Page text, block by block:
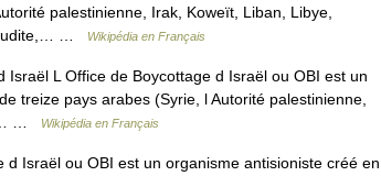
palestinienne, Irak, Koweït, Liban, Libye,
…
Wikipédia en Français
L Office de Boycottage d Israël ou OBI est un
treize pays arabes (Syrie, l Autorité palestinienne,
…
Wikipédia en Français
Israël ou OBI est un organisme antisioniste créé en